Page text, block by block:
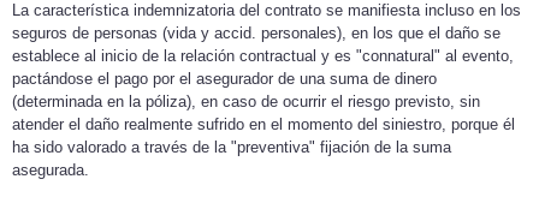
La característica indemnizatoria del contrato se manifiesta incluso en los
seguros de personas (vida y accid. personales), en los que el daño se
establece al inicio de la relación contractual y es "connatural" al evento,
pactándose el pago por el asegurador de una suma de dinero
(determinada en la póliza), en caso de ocurrir el riesgo previsto, sin
atender el daño realmente sufrido en el momento del siniestro, porque él
ha sido valorado a través de la "preventiva" fijación de la suma
asegurada.